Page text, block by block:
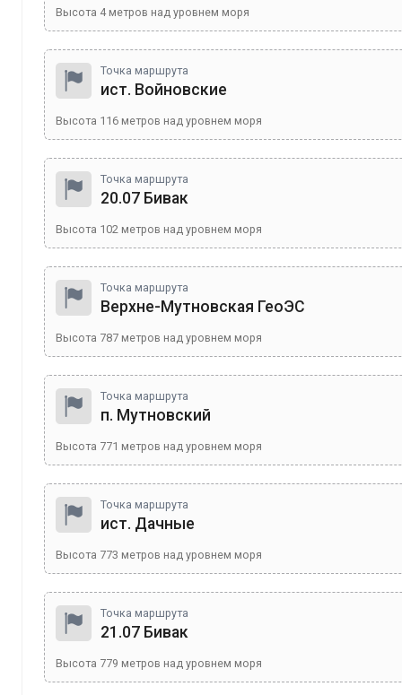
Высота 4метров над уровнем моря
Точка маршрута
ист. Войновские
Высота 116 метров над уровнем моря
Точка маршрута
20.07 Бивак
Высота 102 метров над уровнем моря
Точка маршрута
Верхне-Мутновская ГеоЭС
Высота 787 метров над уровнем моря
Точка маршрута
п. Мутновский
Высота 771 метров над уровнем моря
Точка маршрута
ист. Дачные
Высота 773 метров над уровнем моря
Точка маршрута
21.07 Бивак
Высота 779 метров над уровнем моря